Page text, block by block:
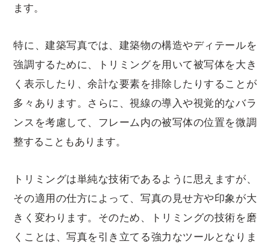
ます。
特に、建築写真では、建築物の構造やディテールを
強調するために、トリミングを用いて被写体を大き
く表示したり、余計な要素を排除したりすることが
多々あります。さらに、視線の導入や視覚的なバラ
ンスを考慮して、フレーム内の被写体の位置を微調
整することもあります。
トリミングは単純な技術であるように思えますが、
その適用の仕方によって、写真の見せ方や印象が大
きく変わります。そのため、トリミングの技術を磨
くことは、写真を引き立てる強力なツールとなりま